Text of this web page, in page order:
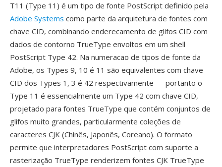
T11 (Type 11) é um tipo de fonte PostScript definido pela
Adobe Systems como parte da arquitetura de fontes com
chave CID, combinando enderecamento de glifos CID com
dados de contorno TrueType envoltos em um shell
PostScript Type 42. Na numeracao de tipos de fonte da
Adobe, os Types 9, 10 é 11 são equivalentes com chave
CID dos Types 1, 3 é 42 respectivamente — portanto o
Type 11 é essencialmente um Type 42 com chave CID,
projetado para fontes TrueType que contém conjuntos de
glifos muito grandes, particularmente coleções de
caracteres CJK (Chinês, Japonês, Coreano). O formato
permite que interpretadores PostScript com suporte a
rasterização TrueType renderizem fontes CJK TrueType